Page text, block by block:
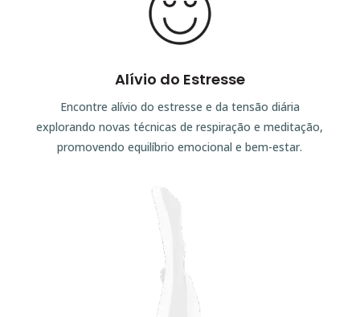
Alívio do Estresse
Encontre alívio do estresse e da tensão diária
explorando novas técnicas de respiração e meditação,
promovendo equilíbrio emocional e bem-estar.